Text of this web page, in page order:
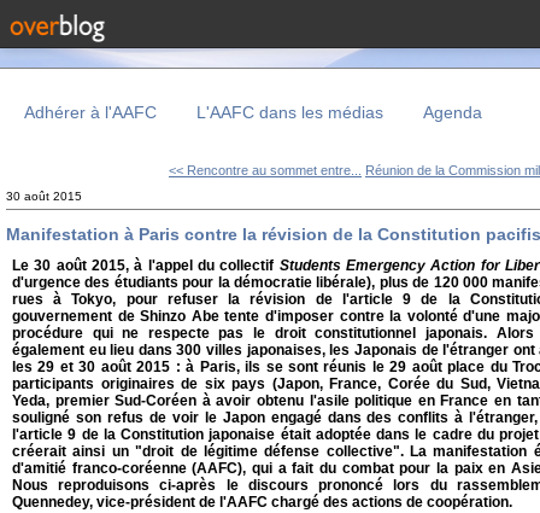
Adhérer à l'AAFC L'AAFC dans les médias Agenda
<< Rencontre au sommet entre... Réunion de la Commission
30 août 2015
Manifestation à Paris contre la révision de la Constitution
Le 30 août 2015, à l'appel du collectif Students Emergency Action for
d'urgence des étudiants pour la démocratie libérale), plus de 120 000
rues à Tokyo, pour refuser la révision de l'article 9 de la
gouvernement de Shinzo Abe tente d'imposer contre la volonté d'une
procédure qui ne respecte pas le droit constitutionnel japonais.
également eu lieu dans 300 villes japonaises, les Japonais de l'étranger
les 29 et 30 août 2015 : à Paris, ils se sont réunis le 29 août place du
participants originaires de six pays (Japon, France, Corée du Sud,
Yeda, premier Sud-Coréen à avoir obtenu l'asile politique en France en
souligné son refus de voir le Japon engagé dans des conflits à
l'article 9 de la Constitution japonaise était adoptée dans le cadre du
créerait ainsi un "droit de légitime défense collective". La manifestation
d'amitié franco-coréenne (AAFC), qui a fait du combat pour la paix en
Nous reproduisons ci-après le discours prononcé lors du
Quennedey, vice-président de l'AAFC chargé des actions de coopération.